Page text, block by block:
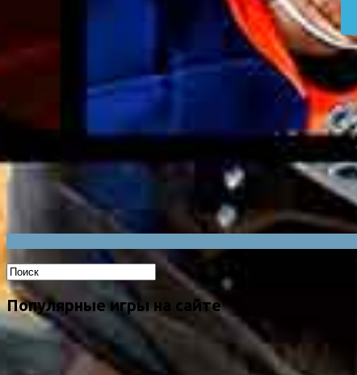
Популярные игры на сайте